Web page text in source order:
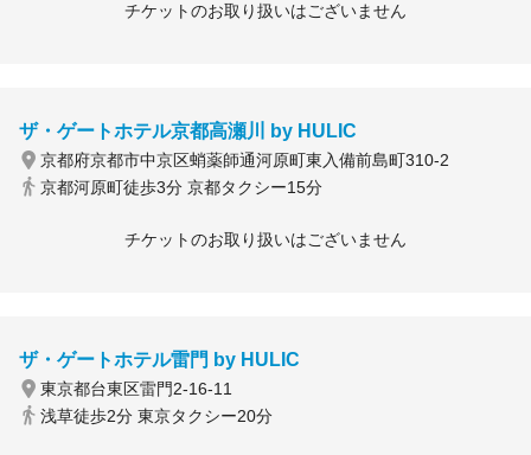
チケットのお取り扱いはございません
ザ・ゲートホテル京都高瀬川 by HULIC
京都府京都市中京区蛸薬師通河原町東入備前島町310-2
京都河原町徒歩3分 京都タクシー15分
チケットのお取り扱いはございません
ザ・ゲートホテル雷門 by HULIC
東京都台東区雷門2-16-11
浅草徒歩2分 東京タクシー20分